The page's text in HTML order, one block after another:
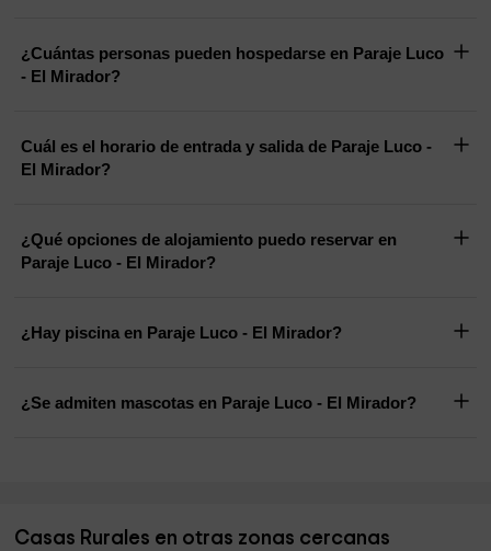
¿Cuántas personas pueden hospedarse en Paraje Luco
- El Mirador?
Cuál es el horario de entrada y salida de Paraje Luco -
El Mirador?
¿Qué opciones de alojamiento puedo reservar en
Paraje Luco - El Mirador?
¿Hay piscina en Paraje Luco - El Mirador?
¿Se admiten mascotas en Paraje Luco - El Mirador?
Casas Rurales en otras zonas cercanas